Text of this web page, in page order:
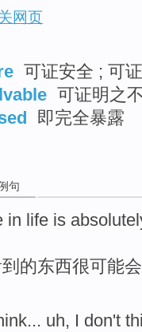
网页
可证安全 ; 可
可证明之
即完全暴露
句
in life is
的东西很可能会
... uh, I don't